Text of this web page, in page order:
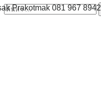
Prakotmak 081 967 8942